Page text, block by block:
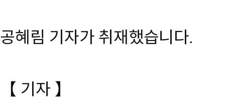
공혜림 기자가 취재했습니다.
【 기자 】